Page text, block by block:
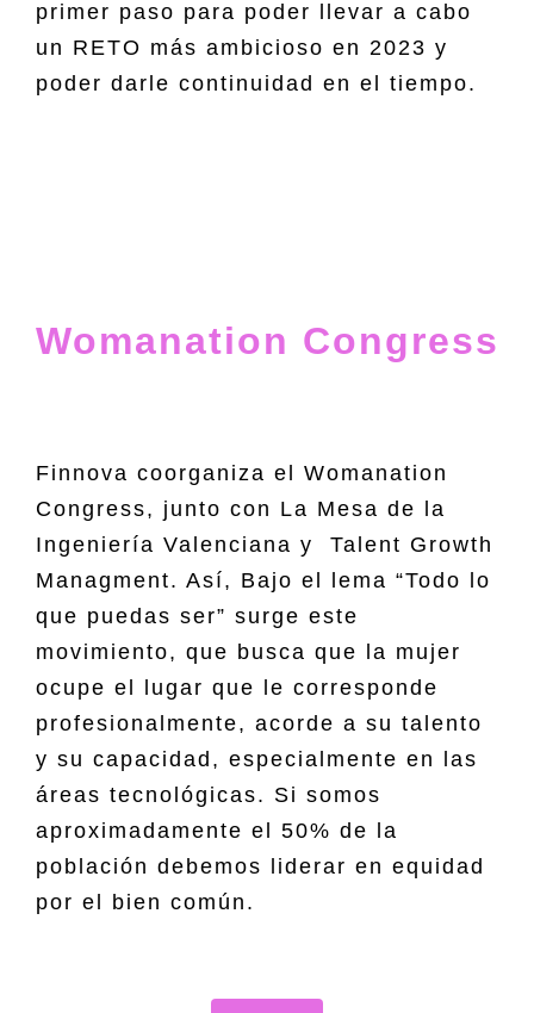
primer paso para poder llevar a cabo
un RETO más ambicioso en 2023 y
poder darle continuidad en el tiempo.
Womanation Congress
Finnova coorganiza el Womanation
Congress, junto con La Mesa de la
Ingeniería Valenciana y Talent Growth
Managment. Así, Bajo el lema “Todo lo
que puedas ser” surge este
movimiento, que busca que la mujer
ocupe el lugar que le corresponde
profesionalmente, acorde a su talento
y su capacidad, especialmente en las
áreas tecnológicas. Si somos
aproximadamente el 50% de la
población debemos liderar en equidad
por el bien común.